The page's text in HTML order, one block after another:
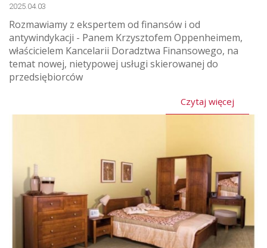
2025.04.03
Rozmawiamy z ekspertem od finansów i od
antywindykacji - Panem Krzysztofem Oppenheimem,
właścicielem Kancelarii Doradztwa Finansowego, na
temat nowej, nietypowej usługi skierowanej do
przedsiębiorców
Czytaj więcej